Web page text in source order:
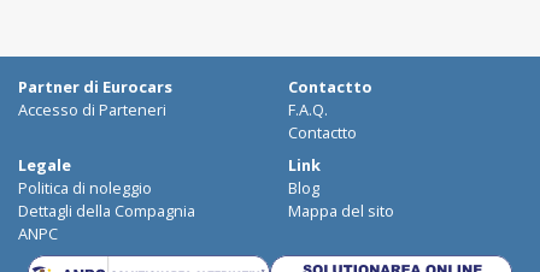
Partner di Eurocars
Accesso di Parteneri
Contactto
F.A.Q.
Contactto
Legale
Politica di noleggio
Dettagli della Compagnia
ANPC
Link
Blog
Mappa del sito